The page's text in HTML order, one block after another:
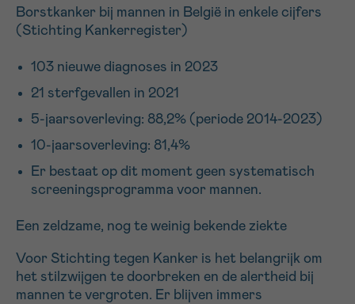
Borstkanker bij mannen in België in enkele cijfers
(Stichting Kankerregister)
103 nieuwe diagnoses in 2023
21 sterfgevallen in 2021
5-jaarsoverleving: 88,2% (periode 2014-2023)
10-jaarsoverleving: 81,4%
Er bestaat op dit moment geen systematisch
screeningsprogramma voor mannen.
Een zeldzame, nog te weinig bekende ziekte
Voor Stichting tegen Kanker is het belangrijk om
het stilzwijgen te doorbreken en de alertheid bij
mannen te vergroten. Er blijven immers
Sturen